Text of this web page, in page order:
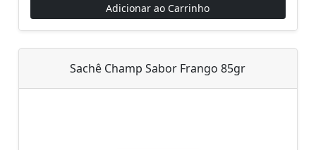
Adicionar ao Carrinho
Sachê Champ Sabor Frango 85gr